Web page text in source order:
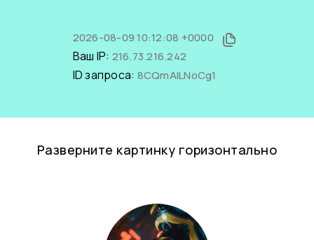
2026-08-09 10:12:08 +0000
Ваш IP: 216.73.216.242
ID запроса: 8CQmAILNoCg1
Разверните картинку горизонтально